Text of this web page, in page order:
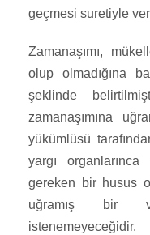
geçmesi suretiyle
Zamanaşımı,
olup olmadığına
şeklinde
zamanaşımına
yükümlüsü
yargı
gereken bir husus
uğramış bir
istenemeyeceğidir.